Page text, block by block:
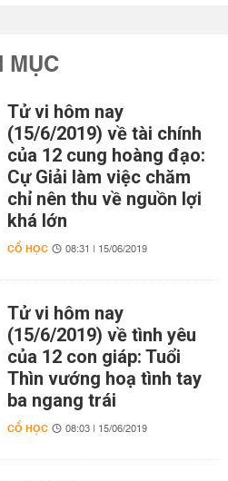
MỤC
Tử vi hôm nay
(15/6/2019) về tài chính
của 12 cung hoàng đạo:
Cự Giải làm việc chăm
chỉ nên thu về nguồn lợi
khá lớn
CỔ HỌC 08:31 | 15/06/2019
Tử vi hôm nay
(15/6/2019) về tình yêu
của 12 con giáp: Tuổi
Thìn vướng hoạ tình tay
ba ngang trái
CỔ HỌC 08:03 | 15/06/2019